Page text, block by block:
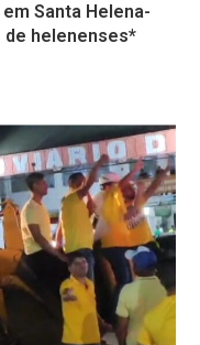
Santa Helena-
de helenenses*